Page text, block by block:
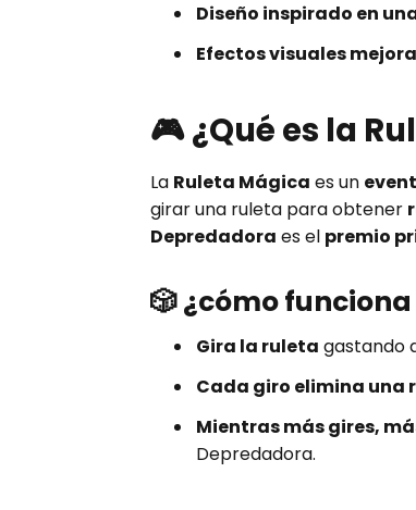
Diseño inspirado en
Efectos visuales
🎮 ¿Qué es la
La Ruleta Mágica es un
girar una ruleta para obtener
Depredadora es el premio
🎲 ¿cómo
Gira la ruleta gastando
Cada giro elimina una
Mientras más gires,
Depredadora.